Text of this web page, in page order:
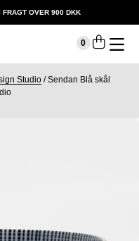
FRAGT OVER 900 DKK
0
Studio /Sendan Blå skål